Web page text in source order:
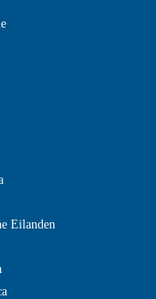
Eilanden